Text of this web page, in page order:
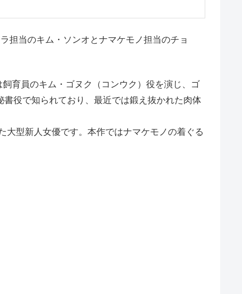
担当のキム・ソンオとナマケモノ担当のチョ
育員のキム・ゴヌク（コンウク）役を演じ、ゴ
役で知られており、最近では鍛え抜かれた肉体
大型新人女優です。本作ではナマケモノの着ぐる